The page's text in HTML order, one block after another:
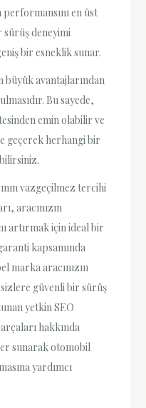
performansını en üst
sürüş deneyimi
bir esneklik sunar.
büyük avantajlarından
Bu sayede,
emin olabilir ve
geçerek herhangi bir
vazgeçilmez tercihi
aracınızın
artırmak için ideal bir
kapsamında
marka aracınızın
güvenli bir sürüş
yetkin SEO
hakkında
sunarak otomobil
yardımcı